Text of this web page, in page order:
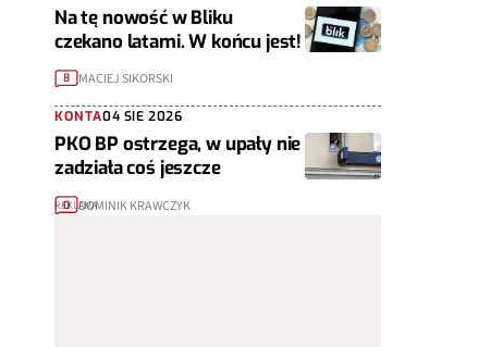
Na tę nowość w Bliku
czekano latami. W końcu jest!
8 MACIEJ SIKORSKI
KONTA04 SIE 2026
PKO BP ostrzega, w upały nie
zadziała coś jeszcze
0 DOMINIK KRAWCZYK